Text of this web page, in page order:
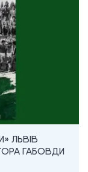
ЛЬВІВ
ГАБОВДИ